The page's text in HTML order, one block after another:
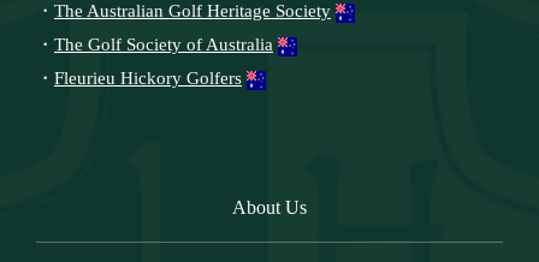
・ The Australian Golf Heritage Society
・ The Golf Society of Australia
・ Fleurieu Hickory Golfers
About Us